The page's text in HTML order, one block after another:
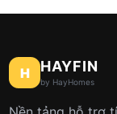
H HAYFIN
by HayHomes